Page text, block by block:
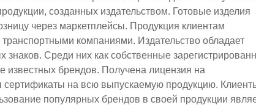
созданных издательством. Готовые изделия
через маркетплейсы. Продукция клиентам
компаниями. Издательство обладает
Среди них как собственные
известных брендов. Получена лицензия на
на всю выпускаемую продукцию.
популярных брендов в своей продукции